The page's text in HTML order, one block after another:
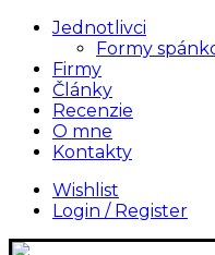
Jednotlivci
Formy
Firmy
Články
Recenzie
O mne
Kontakty
Wishlist
Login / Register